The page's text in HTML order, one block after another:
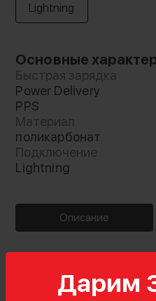
Дарим
Lightning
Основные
Быстрая зарядка
Power Delivery
PPS
Материал
поликарбонат
Подключение
Lightning
Описание